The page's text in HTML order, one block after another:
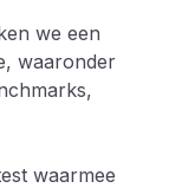
we een
waaronder
waarmee